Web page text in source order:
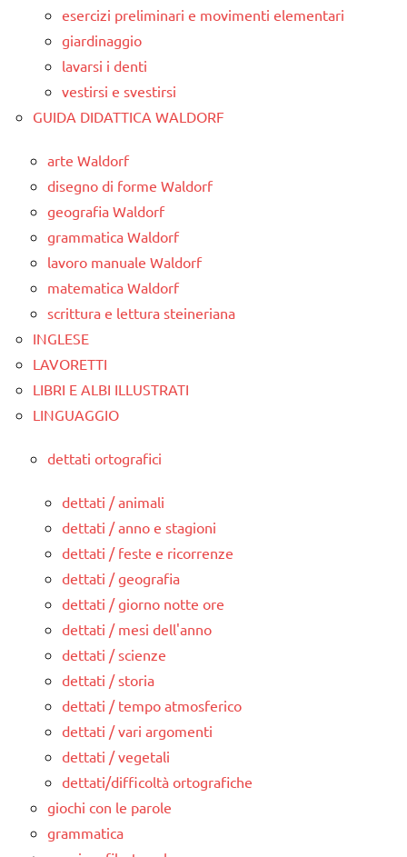
esercizi preliminari e movimenti elementari
giardinaggio
lavarsi i denti
vestirsi e svestirsi
GUIDA DIDATTICA WALDORF
arte Waldorf
disegno di forme Waldorf
geografia Waldorf
grammatica Waldorf
lavoro manuale Waldorf
matematica Waldorf
scrittura e lettura steineriana
INGLESE
LAVORETTI
LIBRI E ALBI ILLUSTRATI
LINGUAGGIO
dettati ortografici
dettati / animali
dettati / anno e stagioni
dettati / feste e ricorrenze
dettati / geografia
dettati / giorno notte ore
dettati / mesi dell'anno
dettati / scienze
dettati / storia
dettati / tempo atmosferico
dettati / vari argomenti
dettati / vegetali
dettati/difficoltà ortografiche
giochi con le parole
grammatica